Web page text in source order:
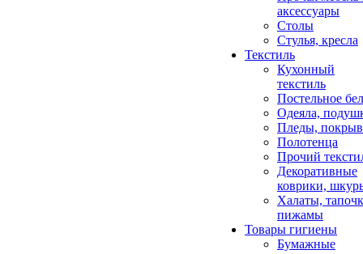
аксессуары
Столы
Стулья, кресла
Текстиль
Кухонный
текстиль
Постельное
Одеяла,
Пледы,
Полотенца
Прочий
Декоративные
коврики,
Халаты,
пижамы
Товары гигиены
Бумажные